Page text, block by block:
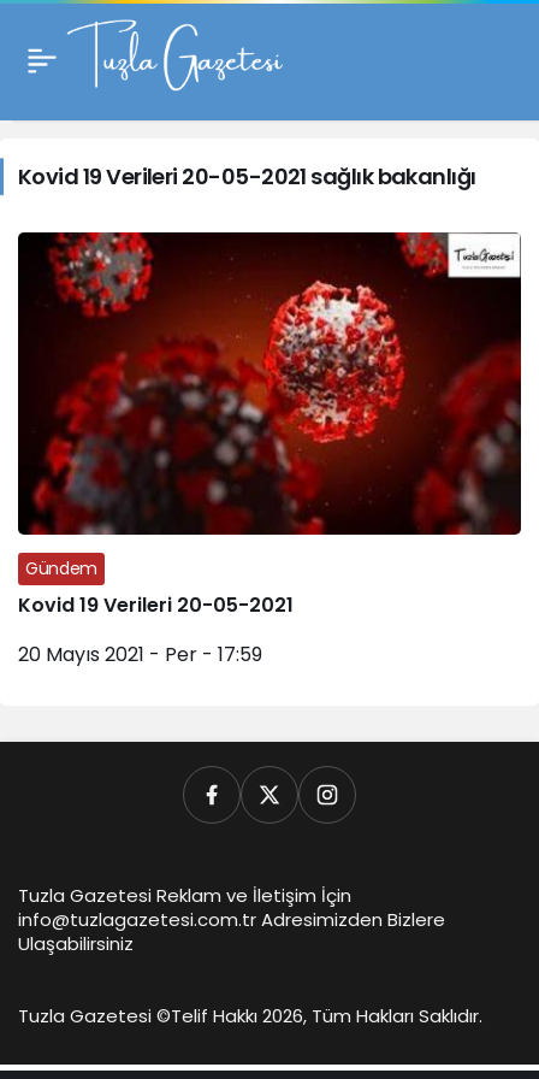
Kovid
19
Verileri
20-
05-
2021
sağlık
bakanlığı
Haberleri
Kovid 19 Verileri 20-05-2021 sağlık bakanlığı
Gündem
Kovid 19 Verileri 20-05-2021
20 Mayıs 2021 - Per - 17:59
Tuzla Gazetesi Reklam ve İletişim İçin
info@tuzlagazetesi.com.tr Adresimizden Bizlere
Ulaşabilirsiniz
Tuzla Gazetesi ©Telif Hakkı 2026, Tüm Hakları Saklıdır.